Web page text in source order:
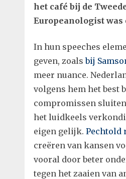
het café bij de
Europeanologist was
In hun speeches
geven, zoalsbij
meer nuance.
volgens hem het best
compromissen
het luidkeels
eigen gelijk. Pechtold
creëren van kansen
vooral door beter
tegen het zaaien van